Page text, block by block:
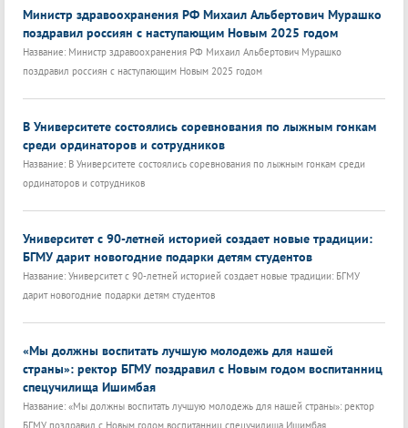
Министр здравоохранения РФ Михаил Альбертович Мурашко
поздравил россиян с наступающим Новым 2025 годом
Название: Министр здравоохранения РФ Михаил Альбертович Мурашко
поздравил россиян с наступающим Новым 2025 годом
В Университете состоялись соревнования по лыжным гонкам
среди ординаторов и сотрудников
Название: В Университете состоялись соревнования по лыжным гонкам среди
ординаторов и сотрудников
Университет с 90-летней историей создает новые традиции:
БГМУ дарит новогодние подарки детям студентов
Название: Университет с 90-летней историей создает новые традиции: БГМУ
дарит новогодние подарки детям студентов
«Мы должны воспитать лучшую молодежь для нашей
страны»: ректор БГМУ поздравил с Новым годом воспитанниц
спецучилища Ишимбая
Название: «Мы должны воспитать лучшую молодежь для нашей страны»: ректор
БГМУ поздравил с Новым годом воспитанниц спецучилища Ишимбая